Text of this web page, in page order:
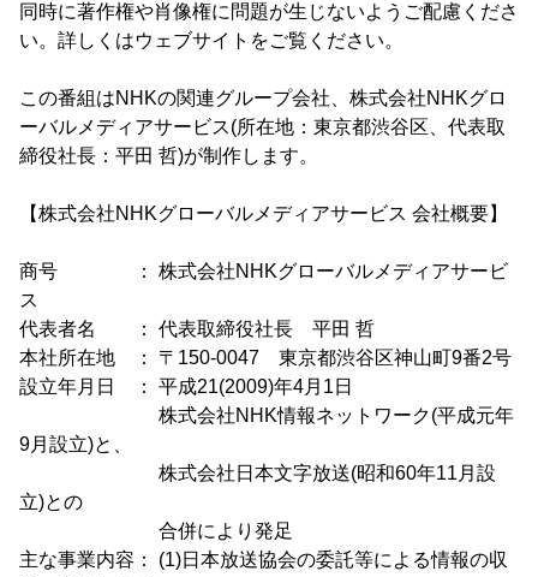
同時に著作権や肖像権に問題が生じないようご配慮くださ
い。詳しくはウェブサイトをご覧ください。
この番組はNHKの関連グループ会社、株式会社NHKグロ
ーバルメディアサービス(所在地：東京都渋谷区、代表取
締役社長：平田 哲)が制作します。
【株式会社NHKグローバルメディアサービス 会社概要】
商号 ： 株式会社NHKグローバルメディアサービ
ス
代表者名 ： 代表取締役社長 平田 哲
本社所在地 ： 〒150-0047 東京都渋谷区神山町9番2号
設立年月日 ： 平成21(2009)年4月1日
株式会社NHK情報ネットワーク(平成元年
9月設立)と、
株式会社日本文字放送(昭和60年11月設
立)との
合併により発足
主な事業内容： (1)日本放送協会の委託等による情報の収